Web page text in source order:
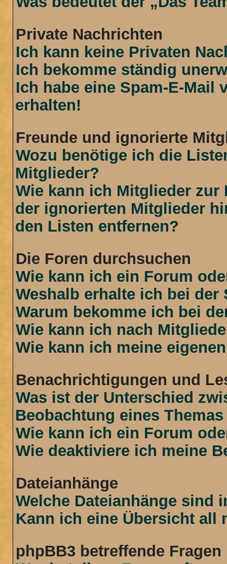
Private Nachrichten
Ich kann keine Privaten
Ich bekomme ständig
Ich habe eine Spam-E-Mail
erhalten!
Freunde und ignorierte
Wozu benötige ich die
Mitglieder?
Wie kann ich Mitglieder zur
der ignorierten Mitglieder
den Listen entfernen?
Die Foren durchsuchen
Wie kann ich ein Forum
Weshalb erhalte ich bei der
Warum bekomme ich bei
Wie kann ich nach
Wie kann ich meine
Benachrichtigungen und
Was ist der Unterschied
Beobachtung eines
Wie kann ich ein Forum
Wie deaktiviere ich meine
Dateianhänge
Welche Dateianhänge sind
Kann ich eine Übersicht all
phpBB3 betreffende Fragen